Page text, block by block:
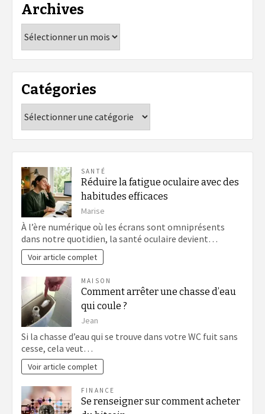
Archives
Catégories
SANTÉ
Réduire la fatigue oculaire avec des
habitudes efficaces
Marise
À l’ère numérique où les écrans sont omniprésents
dans notre quotidien, la santé oculaire devient…
Voir article complet
MAISON
Comment arrêter une chasse d’eau
qui coule ?
Jean
Si la chasse d’eau qui se trouve dans votre WC fuit sans
cesse, cela veut…
Voir article complet
FINANCE
Se renseigner sur comment acheter